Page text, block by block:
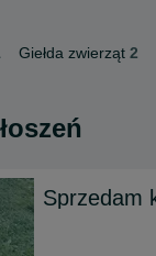
Giełda zwierząt 2
Sprzedam